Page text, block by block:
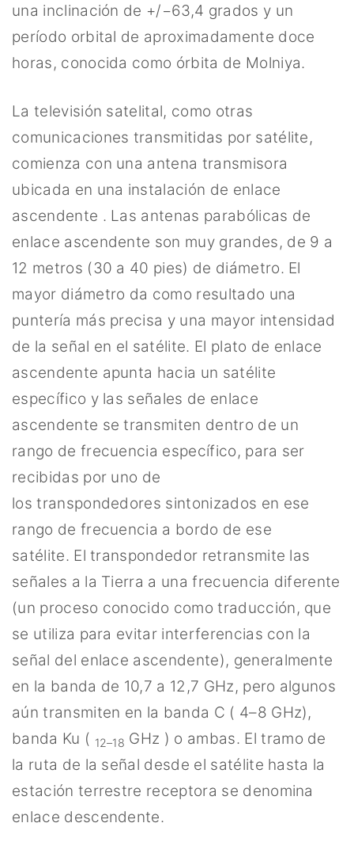
una inclinación de +/−63,4 grados y un
período orbital de aproximadamente doce
horas, conocida como órbita de Molniya.
La televisión satelital, como otras
comunicaciones transmitidas por satélite,
comienza con una antena transmisora ​​
ubicada en una instalación de enlace
ascendente . Las antenas parabólicas de
enlace ascendente son muy grandes, de 9 a
12 metros (30 a 40 pies) de diámetro. El
mayor diámetro da como resultado una
puntería más precisa y una mayor intensidad
de la señal en el satélite. El plato de enlace
ascendente apunta hacia un satélite
específico y las señales de enlace
ascendente se transmiten dentro de un
rango de frecuencia específico, para ser
recibidas por uno de
los transpondedores sintonizados en ese
rango de frecuencia a bordo de ese
satélite. El transpondedor retransmite las
señales a la Tierra a una frecuencia diferente
(un proceso conocido como traducción, que
se utiliza para evitar interferencias con la
señal del enlace ascendente), generalmente
en la banda de 10,7 a 12,7 GHz, pero algunos
aún transmiten en la banda C ( 4–8 GHz),
banda Ku ( 12–18 GHz ) o ambas. El tramo de
la ruta de la señal desde el satélite hasta la
estación terrestre receptora se denomina
enlace descendente.